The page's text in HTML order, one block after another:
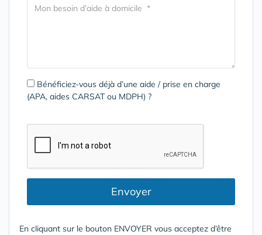
Bénéficiez-vous déjà d’une aide / prise en charge
(APA, aides CARSAT ou MDPH) ?
Envoyer
En cliquant sur le bouton ENVOYER vous acceptez d’être